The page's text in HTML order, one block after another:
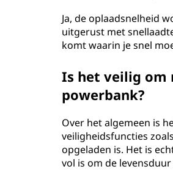
Ja, de oplaadsnelheid
uitgerust met
komt waarin je snel
Is het veilig om
powerbank?
Over het algemeen is
veiligheidsfuncties
opgeladen is. Het is
vol is om de